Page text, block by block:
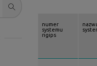
numer
systemu
rigips